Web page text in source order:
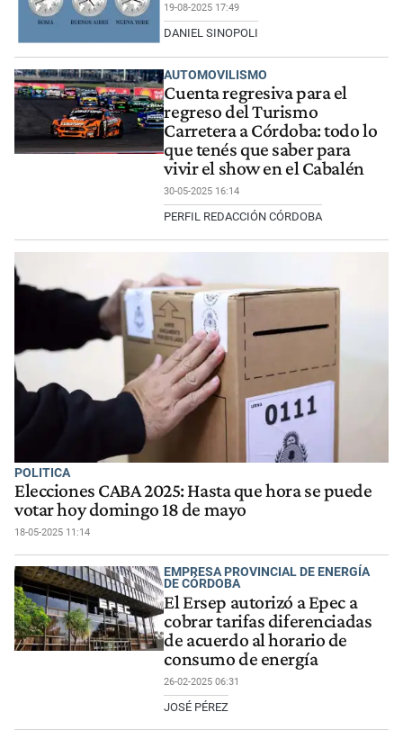
19-08-2025 17:49
DANIEL SINOPOLI
AUTOMOVILISMO
Cuenta regresiva para el
regreso del Turismo
Carretera a Córdoba: todo lo
que tenés que saber para
vivir el show en el Cabalén
30-05-2025 16:14
PERFIL REDACCIÓN CÓRDOBA
POLITICA
Elecciones CABA 2025: Hasta que hora se puede
votar hoy domingo 18 de mayo
18-05-2025 11:14
EMPRESA PROVINCIAL DE ENERGÍA
DE CÓRDOBA
El Ersep autorizó a Epec a
cobrar tarifas diferenciadas
de acuerdo al horario de
consumo de energía
26-02-2025 06:31
JOSÉ PÉREZ